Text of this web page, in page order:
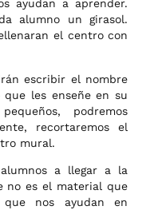
ayudan a aprender.
alumno un girasol.
el centro con
escribir el nombre
que les enseñe en su
podremos
recortaremos el
mural.
a llegar a la
no es el material que
que nos ayudan en